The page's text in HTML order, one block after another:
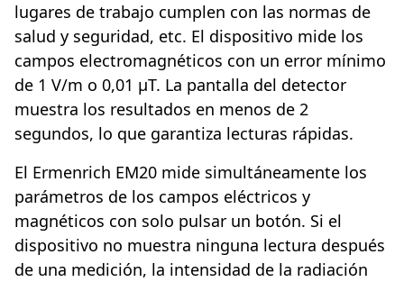
lugares de trabajo cumplen con las normas de
salud y seguridad, etc. El dispositivo mide los
campos electromagnéticos con un error mínimo
de 1 V/m o 0,01 µT. La pantalla del detector
muestra los resultados en menos de 2
segundos, lo que garantiza lecturas rápidas.
El Ermenrich EM20 mide simultáneamente los
parámetros de los campos eléctricos y
magnéticos con solo pulsar un botón. Si el
dispositivo no muestra ninguna lectura después
de una medición, la intensidad de la radiación